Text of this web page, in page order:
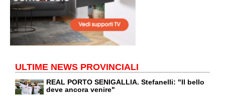
ULTIME NEWS PROVINCIALI
REAL PORTO SENIGALLIA. Stefanelli: "Il bello
deve ancora venire"